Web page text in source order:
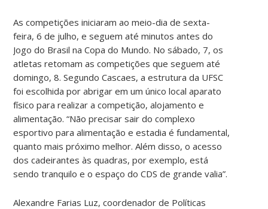
As competições iniciaram ao meio-dia de sexta-
feira, 6 de julho, e seguem até minutos antes do
Jogo do Brasil na Copa do Mundo. No sábado, 7, os
atletas retomam as competições que seguem até
domingo, 8. Segundo Cascaes, a estrutura da UFSC
foi escolhida por abrigar em um único local aparato
físico para realizar a competição, alojamento e
alimentação. “Não precisar sair do complexo
esportivo para alimentação e estadia é fundamental,
quanto mais próximo melhor. Além disso, o acesso
dos cadeirantes às quadras, por exemplo, está
sendo tranquilo e o espaço do CDS de grande valia”.
Alexandre Farias Luz, coordenador de Políticas